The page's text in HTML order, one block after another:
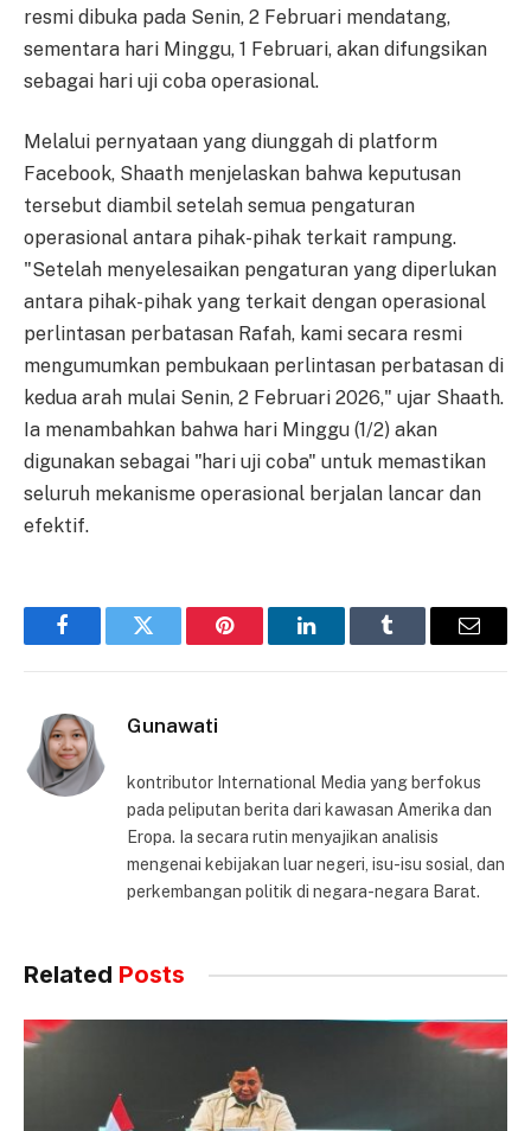
resmi dibuka pada Senin, 2 Februari mendatang,
sementara hari Minggu, 1 Februari, akan difungsikan
sebagai hari uji coba operasional.
Melalui pernyataan yang diunggah di platform
Facebook, Shaath menjelaskan bahwa keputusan
tersebut diambil setelah semua pengaturan
operasional antara pihak-pihak terkait rampung.
"Setelah menyelesaikan pengaturan yang diperlukan
antara pihak-pihak yang terkait dengan operasional
perlintasan perbatasan Rafah, kami secara resmi
mengumumkan pembukaan perlintasan perbatasan di
kedua arah mulai Senin, 2 Februari 2026," ujar Shaath.
Ia menambahkan bahwa hari Minggu (1/2) akan
digunakan sebagai "hari uji coba" untuk memastikan
seluruh mekanisme operasional berjalan lancar dan
efektif.
FacebookTwitter Pinterest LinkedInTumblr Email
Gunawati
kontributor International Media yang berfokus
pada peliputan berita dari kawasan Amerika dan
Eropa. Ia secara rutin menyajikan analisis
mengenai kebijakan luar negeri, isu-isu sosial, dan
perkembangan politik di negara-negara Barat.
Related Posts